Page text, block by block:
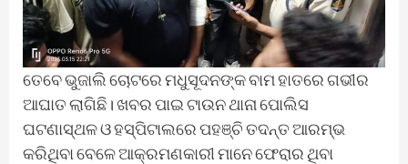
ତେବେ ଭୁଜାଲି ଚୋଟରେ ମଧୁସୂଦନଙ୍କ ବାମ ହାତରେ ଗଭୀର
ଆଘାତ ଲାଗିଛି। ଖବର ପାଇ ଟାଉନ ଥାନା ପୋଲିସ
ଘଟଣାସ୍ଥଳ ଓ ହସ୍ପିଟାଲରେ ପହଞ୍ଚି ତଦନ୍ତ ଆରମ୍ଭ
କରିଥିବା ବେଳେ ଆକ୍ରମଣକାରୀ ମାନେ ଫେରାର ଥିବା